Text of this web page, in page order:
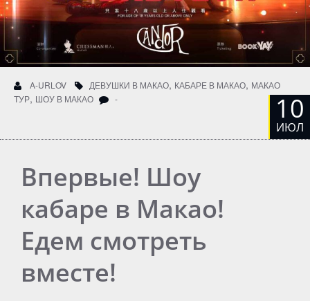
A-URLOV ДЕВУШКИ В МАКАО, КАБАРЕ В МАКАО, МАКАО
ТУР, ШОУ В МАКАО - 10
ИЮЛ
Впервые! Шоу
кабаре в Макао!
Едем смотреть
вместе!